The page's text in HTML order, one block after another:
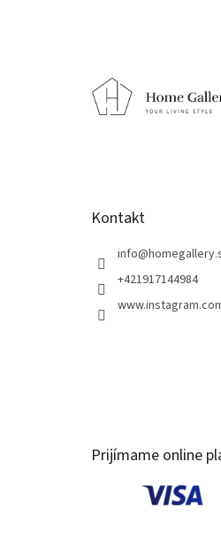
Kontakt
info@
+421917144984
Prijímame online